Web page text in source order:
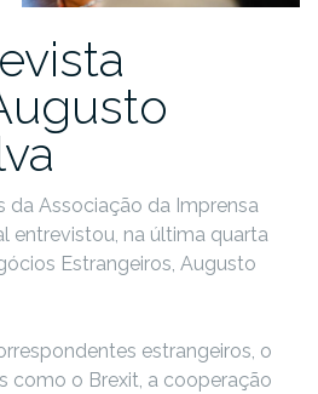
da Associação da Imprensa
entrevistou, na última quarta
Estrangeiros, Augusto
estrangeiros, o
como o Brexit, a cooperação